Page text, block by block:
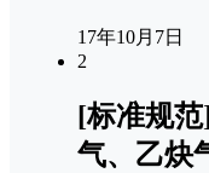
17年10月7日
2
[标准规
气、乙炔